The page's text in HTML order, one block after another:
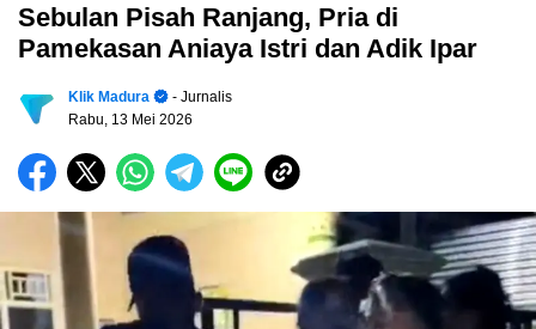
Sebulan Pisah Ranjang, Pria di
Pamekasan Aniaya Istri dan Adik Ipar
Klik Madura
- Jurnalis
Rabu, 13 Mei 2026